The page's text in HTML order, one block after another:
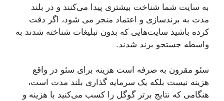
به سایت شما شناخت بیشتری پیدا می‌کنند و در بلند
مدت به برندسازی و اعتماد منجر می شود، اگر دقت
کرده باشید سایت‌هایی که بدون تبلیغات شناخته شدند به
واسطه جستجو برند شدند.
سئو مقرون به صرفه است هزینه برای سئو در واقع
هزینه نیست بلکه یک سرمایه گذاری بلند مدت است،
هنگامی که نتایج برتر گوگل را کسب می‌کنید با هزینه و